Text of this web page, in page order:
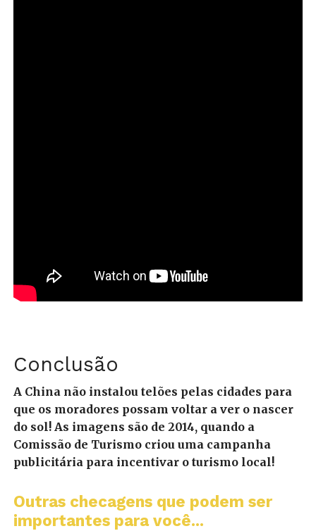
Conclusão
A China não instalou telões pelas cidades para
que os moradores possam voltar a ver o nascer
do sol! As imagens são de 2014, quando a
Comissão de Turismo criou uma campanha
publicitária para incentivar o turismo local!
Outras checagens que podem ser
importantes para você...